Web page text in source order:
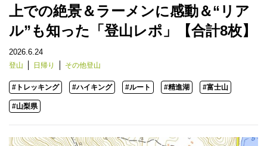
上での絶景＆ラーメンに感動＆“リア
ル”も知った「登山レポ」【合計8枚】
2026.6.24
登山 日帰り その他登山
#トレッキング #ハイキング #ルート #精進湖 #富士山
#山梨県